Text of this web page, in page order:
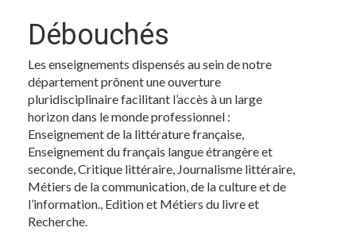
Débouchés
Les enseignements dispensés au sein de notre
département prônent une ouverture
pluridisciplinaire facilitant l’accès à un large
horizon dans le monde professionnel :
Enseignement de la littérature française,
Enseignement du français langue étrangère et
seconde, Critique littéraire, Journalisme littéraire,
Métiers de la communication, de la culture et de
l’information., Edition et Métiers du livre et
Recherche.